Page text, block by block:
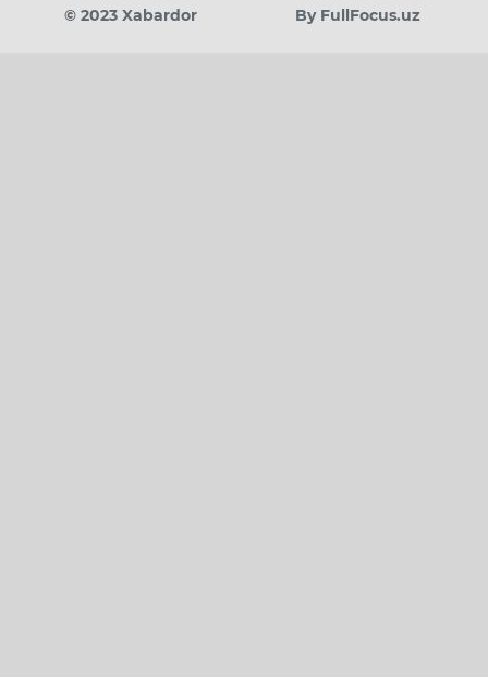
© 2023 Xabardor By FullFocus.uz